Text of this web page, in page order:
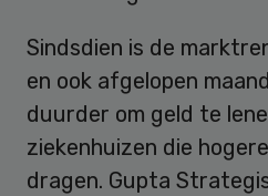
Sindsdien is de
en ook afgelopen
duurder om geld te
ziekenhuizen die
dragen. Gupta